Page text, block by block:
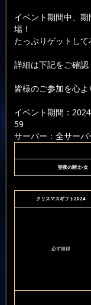
イベント期間中、
場！
たっぷりゲットして
詳細は下記をご確認
皆様のご参加を心よ
イベント期間：
59
サーバー：全サーバ
聖夜の騎士-女
クリスマスギフト2024
必ず獲得